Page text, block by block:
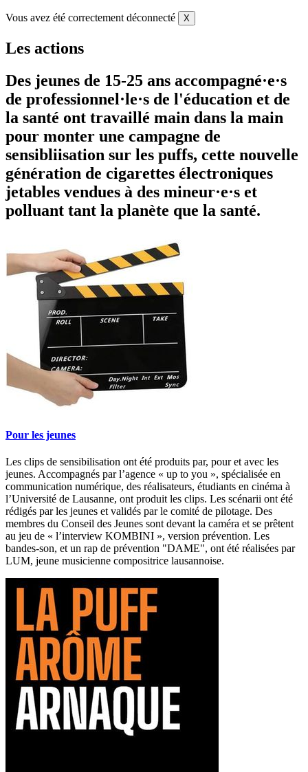
Vous avez été correctement déconnecté X
Les actions
Des jeunes de 15-25 ans accompagné·e·s
de professionnel·le·s de l'éducation et de
la santé ont travaillé main dans la main
pour monter une campagne de
sensibliisation sur les puffs, cette nouvelle
génération de cigarettes électroniques
jetables vendues à des mineur·e·s et
polluant tant la planète que la santé.
Pour les jeunes
Les clips de sensibilisation ont été produits par, pour et avec les
jeunes. Accompagnés par l’agence « up to you », spécialisée en
communication numérique, des réalisateurs, étudiants en cinéma à
l’Université de Lausanne, ont produit les clips. Les scénarii ont été
rédigés par les jeunes et validés par le comité de pilotage. Des
membres du Conseil des Jeunes sont devant la caméra et se prêtent
au jeu de « l’interview KOMBINI », version prévention. Les
bandes-son, et un rap de prévention "DAME", ont été réalisées par
LUM, jeune musicienne compositrice lausannoise.